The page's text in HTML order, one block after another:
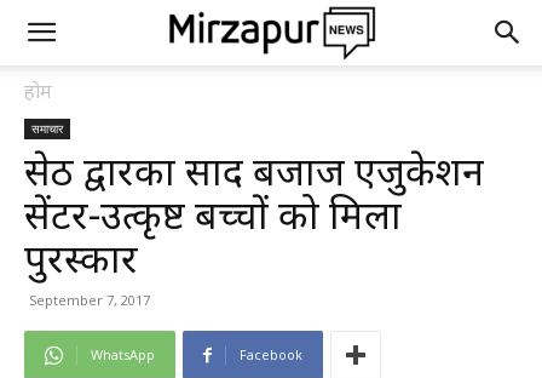
होम
समाचार
सेठ द्वारका प्रसाद बजाज एजुकेशन
सेंटर-उत्कृष्ट बच्चों को मिला
पुरस्कार
September 7, 2017
WhatsApp Facebook